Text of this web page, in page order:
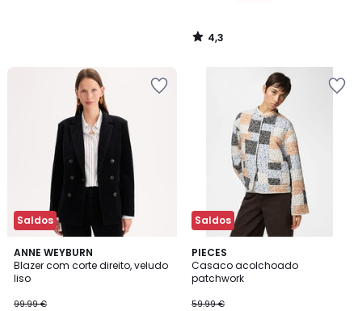
4,3
/
Saldos
ANNE WEYBURN
Blazer com corte direito, veludo
liso
99.99 €
4,7
/ 5
Saldos
PIECES
Casaco acolchoado
patchwork
59.99 €